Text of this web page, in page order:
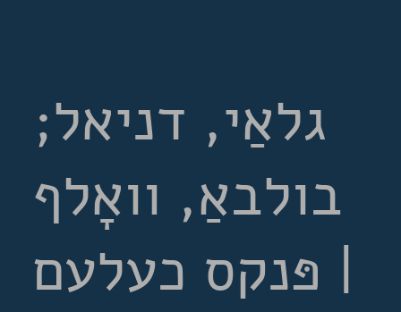
גלאַי, דניאל;
בולבאַ, וואָלף
| פּנקס כעלעם